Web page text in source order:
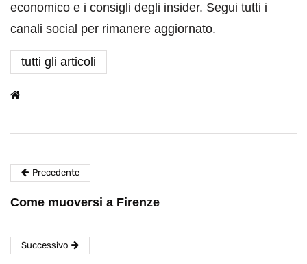
economico e i consigli degli insider. Segui tutti i
canali social per rimanere aggiornato.
tutti gli articoli
Precedente
Come muoversi a Firenze
Successivo